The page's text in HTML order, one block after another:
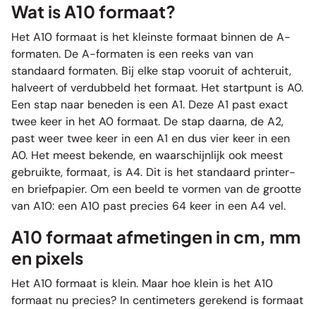
Wat is A10 formaat?
Het A10 formaat is het kleinste formaat binnen de A-
formaten. De A-formaten is een reeks van van
standaard formaten. Bij elke stap vooruit of achteruit,
halveert of verdubbeld het formaat. Het startpunt is A0.
Een stap naar beneden is een A1. Deze A1 past exact
twee keer in het A0 formaat. De stap daarna, de A2,
past weer twee keer in een A1 en dus vier keer in een
A0. Het meest bekende, en waarschijnlijk ook meest
gebruikte, formaat, is A4. Dit is het standaard printer-
en briefpapier. Om een beeld te vormen van de grootte
van A10: een A10 past precies 64 keer in een A4 vel.
A10 formaat afmetingen in cm, mm
en pixels
Het A10 formaat is klein. Maar hoe klein is het A10
formaat nu precies? In centimeters gerekend is formaat